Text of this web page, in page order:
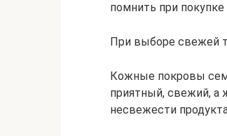
помнить при
При выборе свежей
Кожные покровы
приятный, свежий, а
несвежести